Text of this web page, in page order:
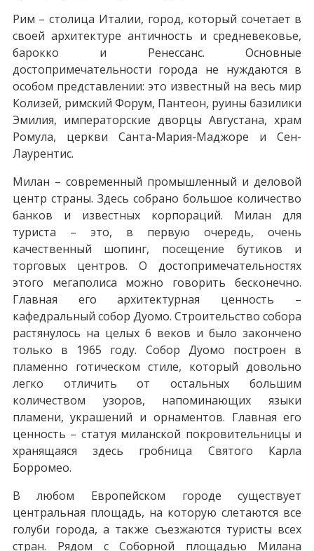
Рим – столица Италии, город, который сочетает в
своей архитектуре античность и средневековье,
барокко и Ренессанс. Основные
достопримечательности города не нуждаются в
особом представлении: это известный на весь мир
Колизей, римский Форум, Пантеон, руины базилики
Эмилия, императорские дворцы Августана, храм
Ромула, церкви Санта-Мария-Маджоре и Сен-
Лаурентис.
Милан – современный промышленный и деловой
центр страны. Здесь собрано большое количество
банков и известных корпораций. Милан для
туриста – это, в первую очередь, очень
качественный шопинг, посещение бутиков и
торговых центров. О достопримечательностях
этого мегаполиса можно говорить бесконечно.
Главная его архитектурная ценность –
кафедральный собор Дуомо. Строительство собора
растянулось на целых 6 веков и было закончено
только в 1965 году. Собор Дуомо построен в
пламенно готическом стиле, который довольно
легко отличить от остальных большим
количеством узоров, напоминающих языки
пламени, украшений и орнаментов. Главная его
ценность – статуя миланской покровительницы и
хранящаяся здесь гробница Святого Карла
Борромео.
В любом Европейском городе существует
центральная площадь, на которую слетаются все
голуби города, а также съезжаются туристы всех
стран. Рядом с Соборной площадью Милана